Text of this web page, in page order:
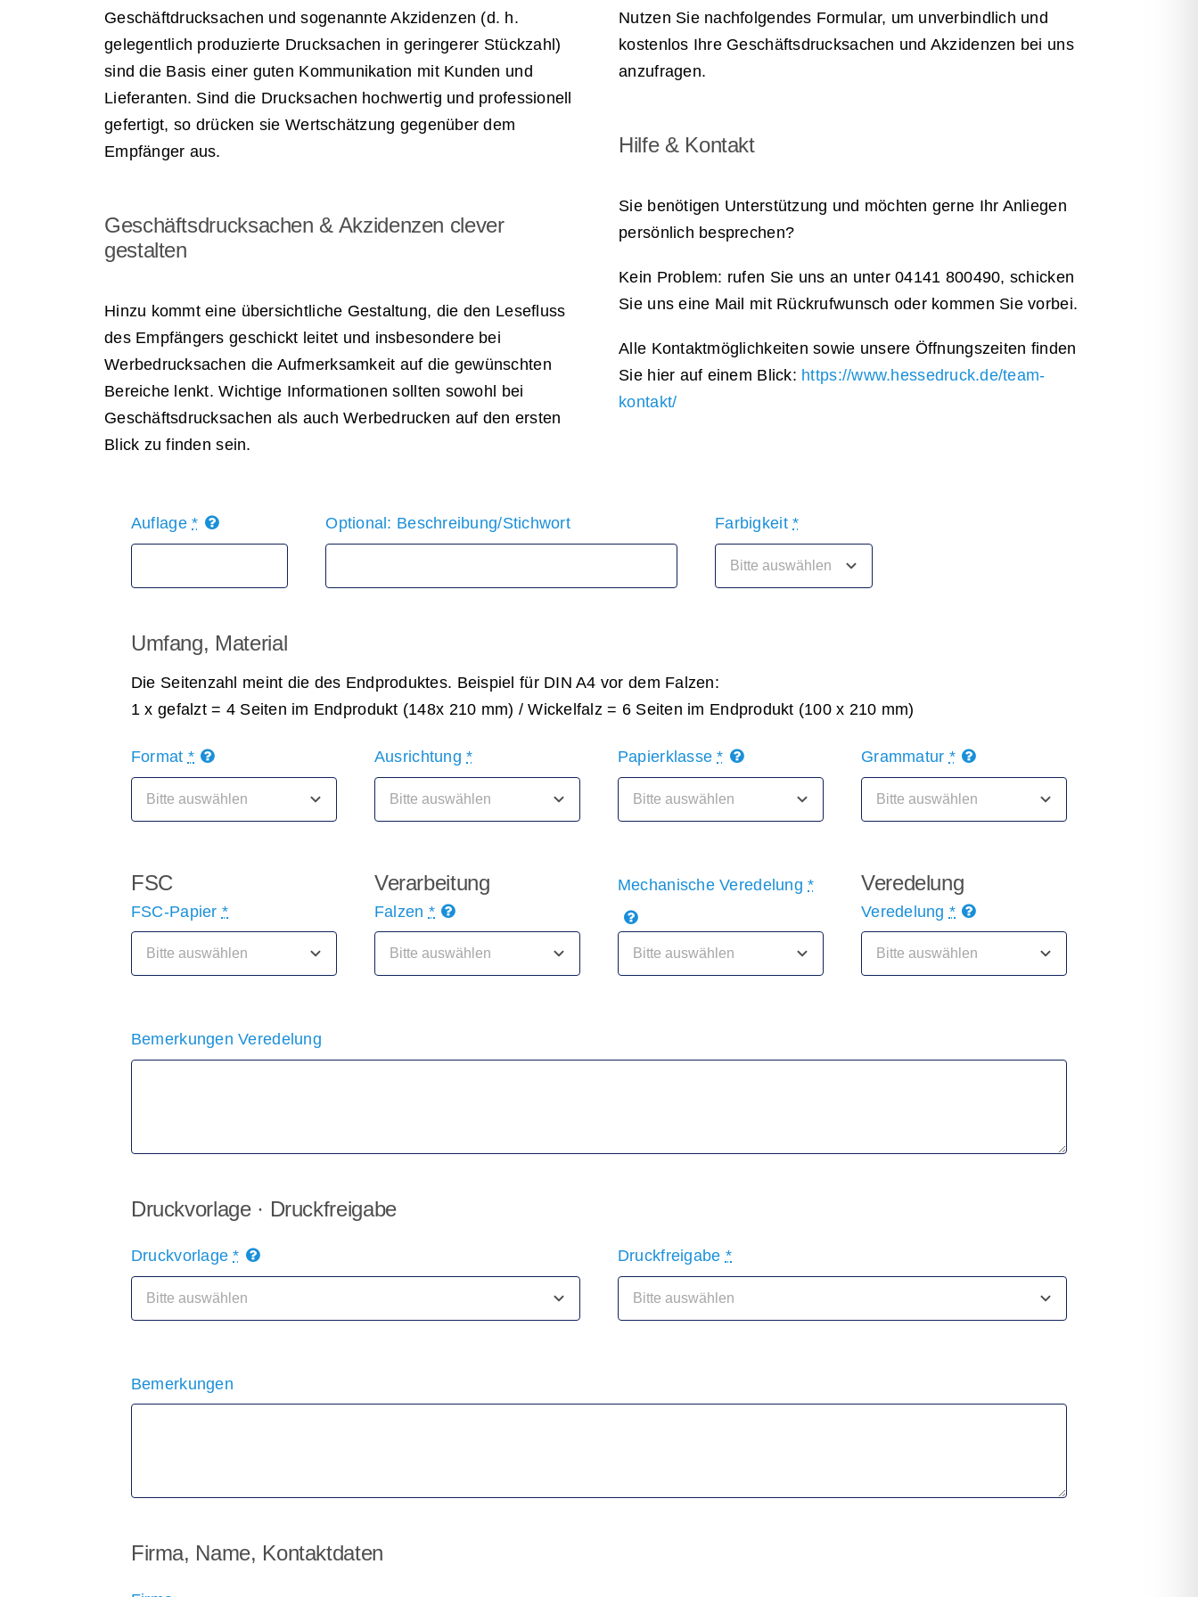
Geschäftdrucksachen und sogenannte Akzidenzen (d. h.
gelegentlich produzierte Drucksachen in geringerer Stückzahl)
sind die Basis einer guten Kommunikation mit Kunden und
Lieferanten. Sind die Drucksachen hochwertig und professionell
gefertigt, so drücken sie Wertschätzung gegenüber dem
Empfänger aus.
Geschäftsdrucksachen & Akzidenzen clever
gestalten
Hinzu kommt eine übersichtliche Gestaltung, die den Lesefluss
des Empfängers geschickt leitet und insbesondere bei
Werbedrucksachen die Aufmerksamkeit auf die gewünschten
Bereiche lenkt. Wichtige Informationen sollten sowohl bei
Geschäftsdrucksachen als auch Werbedrucken auf den ersten
Blick zu finden sein.
Nutzen Sie nachfolgendes Formular, um unverbindlich und
kostenlos Ihre Geschäftsdrucksachen und Akzidenzen bei uns
anzufragen.
Hilfe & Kontakt
Sie benötigen Unterstützung und möchten gerne Ihr Anliegen
persönlich besprechen?
Kein Problem: rufen Sie uns an unter 04141 800490, schicken
Sie uns eine Mail mit Rückrufwunsch oder kommen Sie vorbei.
Alle Kontaktmöglichkeiten sowie unsere Öffnungszeiten finden
Sie hier auf einem Blick: https://www.hessedruck.de/team-
kontakt/
Auflage* Optional: Beschreibung/Stichwort Farbigkeit*
Umfang, Material
Die Seitenzahl meint die des Endproduktes. Beispiel für DIN A4 vor dem Falzen:
1 x gefalzt = 4 Seiten im Endprodukt (148x 210 mm) / Wickelfalz = 6 Seiten im Endprodukt (100 x 210 mm)
Format * Ausrichtung* Papierklasse* Grammatur *
FSC
FSC-Papier *
Verarbeitung
Falzen *
Mechanische Veredelung* Veredelung
Veredelung *
Bemerkungen Veredelung
Druckvorlage · Druckfreigabe
Druckvorlage* Druckfreigabe *
Bemerkungen
Firma, Name, Kontaktdaten
Individuell und personalisiert